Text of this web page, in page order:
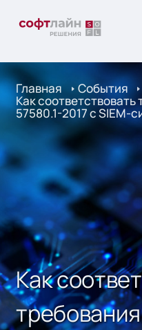
Главная События
Как
57580.1-2017 с SIEM-
Как